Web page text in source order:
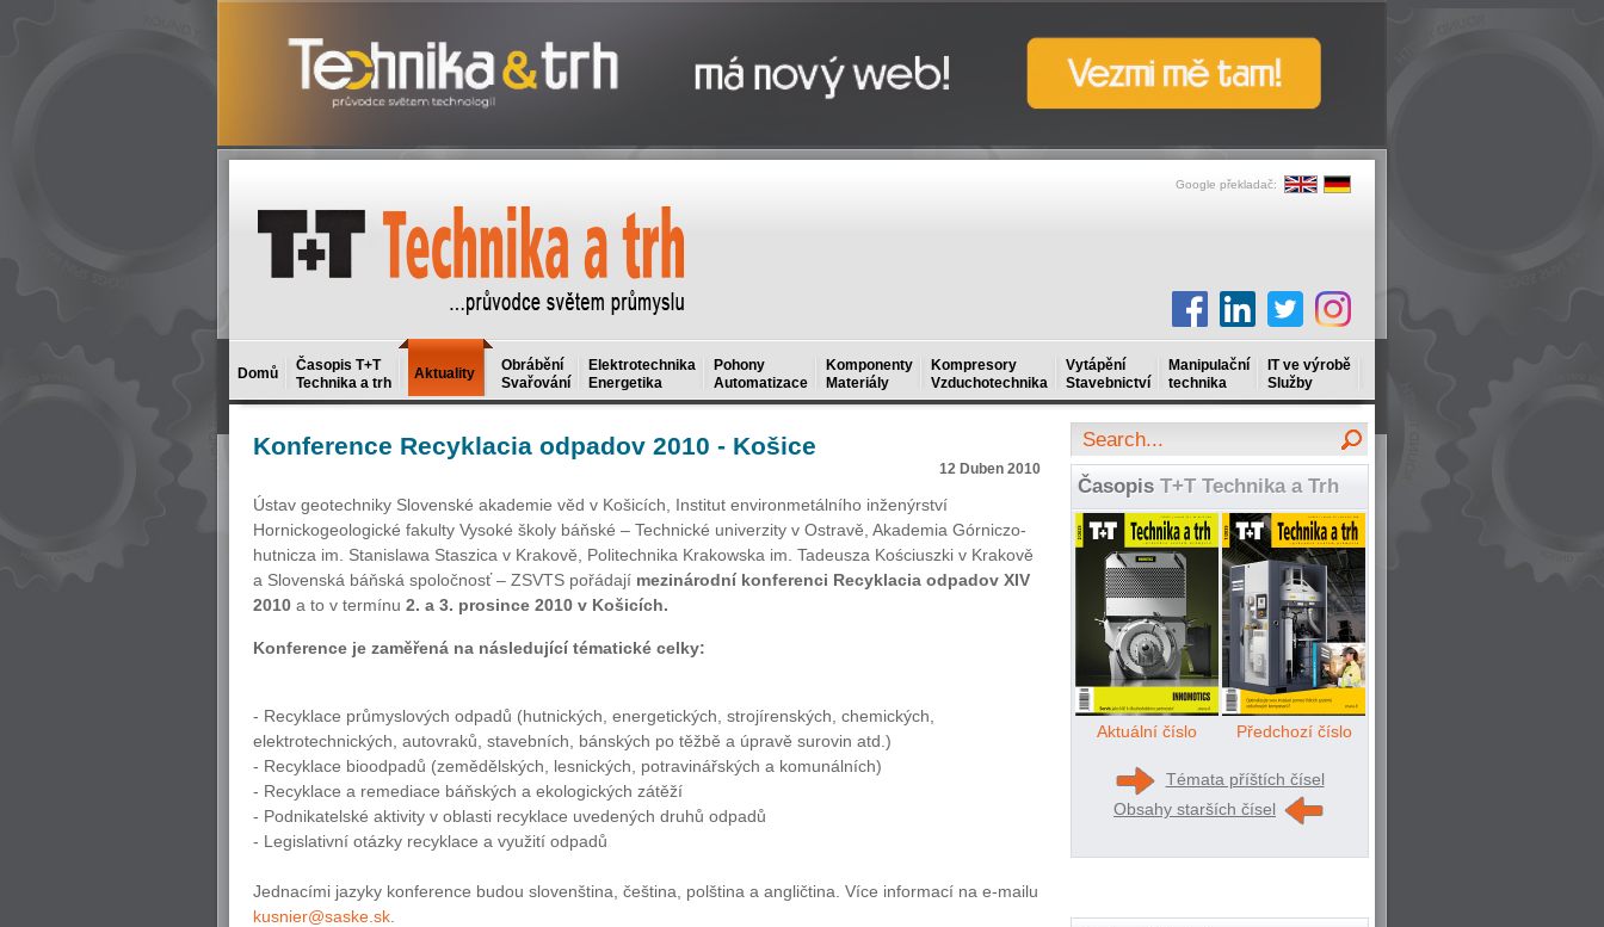
Google překladač:
Domů
Časopis T+T
Technika a trh
Aktuality
Obrábění
Svařování
Elektrotechnika
Energetika
Pohony
Automatizace
Komponenty
Materiály
Kompresory
Vzduchotechnika
Vytápění
Stavebnictví
Manipulační
technika
IT ve výrobě
Služby
Konference Recyklacia odpadov 2010 - Košice
12 Duben 2010
Ústav geotechniky Slovenské akademie věd v Košicích, Institut environmetálního inženýrství
Hornickogeologické fakulty Vysoké školy báňské – Technické univerzity v Ostravě, Akademia Górniczo-
hutnicza im. Stanislawa Staszica v Krakově, Politechnika Krakowska im. Tadeusza Kościuszki v Krakově
a Slovenská báňská spoločnosť – ZSVTS pořádají mezinárodní konferenci Recyklacia odpadov XIV
2010 a to v termínu 2. a 3. prosince 2010 v Košicích.
Konference je zaměřená na následující tématické celky:
- Recyklace průmyslových odpadů (hutnických, energetických, strojírenských, chemických,
elektrotechnických, autovraků, stavebních, bánských po těžbě a úpravě surovin atd.)
- Recyklace bioodpadů (zemědělských, lesnických, potravinářských a komunálních)
- Recyklace a remediace báňských a ekologických zátěží
- Podnikatelské aktivity v oblasti recyklace uvedených druhů odpadů
- Legislativní otázky recyklace a využití odpadů
Jednacími jazyky konference budou slovenština, čeština, polština a angličtina. Více informací na e-mailu
kusnier@saske.sk
Časopis T+T Technika a Trh
Aktuální číslo Předchozí číslo
Témata příštích čísel
Obsahy starších čísel